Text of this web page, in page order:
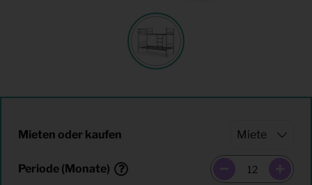
Mieten oder kaufen
Periode (Monate)